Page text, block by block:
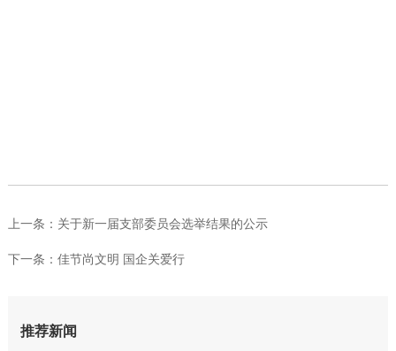
上一条： 关于新一届支部委员会选举结果的公示
下一条： 佳节尚文明 国企关爱行
推荐新闻